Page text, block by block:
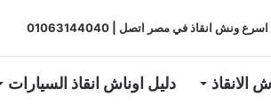
الانقاذ دليل اوناش انقاذ السيارات